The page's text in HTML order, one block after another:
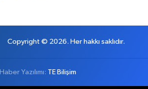
Copyright © 2026. Her hakkı saklıdır.
Haber Yazılımı: TE Bilişim